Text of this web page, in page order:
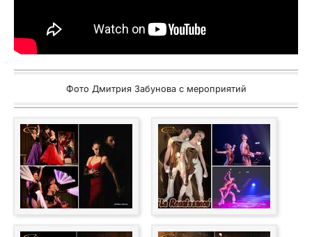
Фото Дмитрия Забунова с мероприятий